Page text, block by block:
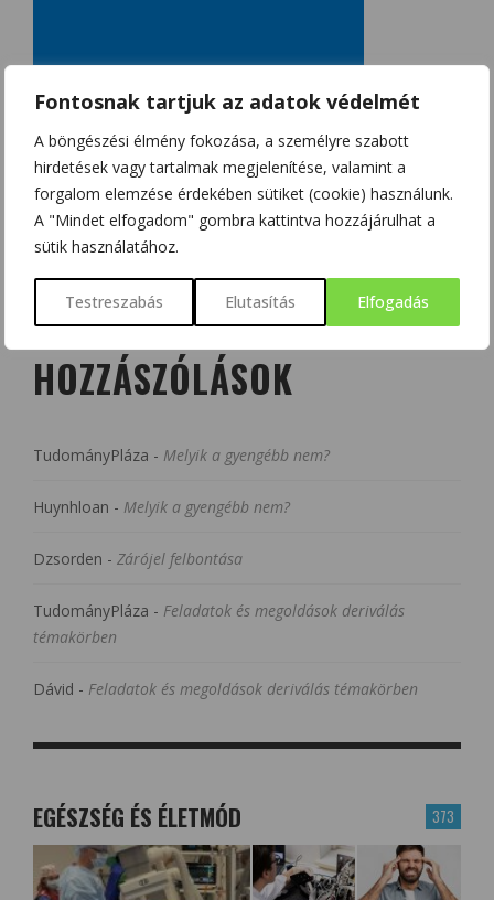
Fontosnak tartjuk az adatok védelmét
A böngészési élmény fokozása, a személyre szabott
hirdetések vagy tartalmak megjelenítése, valamint a
forgalom elemzése érdekében sütiket (cookie) használunk.
A "Mindet elfogadom" gombra kattintva hozzájárulhat a
sütik használatához.
Testreszabás Elutasítás Elfogadás
LEGUTÓBBI
HOZZÁSZÓLÁSOK
TudományPláza - Melyik a gyengébb nem?
Huynhloan - Melyik a gyengébb nem?
Dzsorden - Zárójel felbontása
TudományPláza - Feladatok és megoldások deriválás
témakörben
Dávid - Feladatok és megoldások deriválás témakörben
373
EGÉSZSÉG ÉS ÉLETMÓD